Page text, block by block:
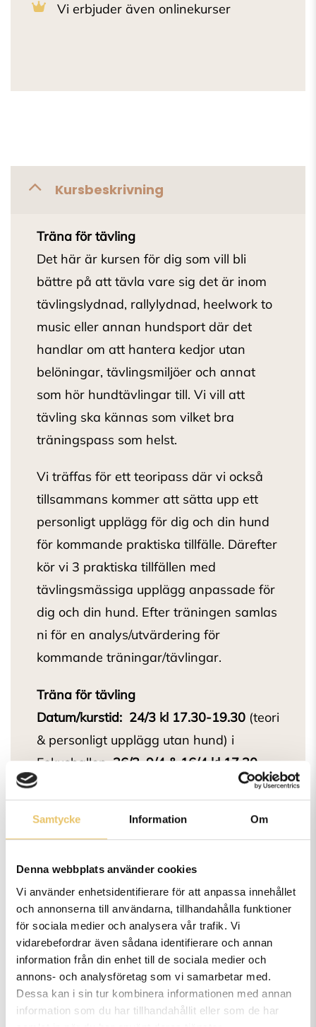
Samtycke Information Om
Denna webbplats använder cookies
Vi använder enhetsidentifierare för att anpassa innehållet
och annonserna till användarna, tillhandahålla funktioner
för sociala medier och analysera vår trafik. Vi
vidarebefordrar även sådana identifierare och annan
information från din enhet till de sociala medier och
annons- och analysföretag som vi samarbetar med.
Dessa kan i sin tur kombinera informationen med annan
information som du har tillhandahållit eller som de har
Vi erbjuder även onlinekurser
Kursbeskrivning
Träna för tävling
Det här är kursen för dig som vill bli
bättre på att tävla vare sig det är inom
tävlingslydnad, rallylydnad, heelwork to
music eller annan hundsport där det
handlar om att hantera kedjor utan
belöningar, tävlingsmiljöer och annat
som hör hundtävlingar till. Vi vill att
tävling ska kännas som vilket bra
träningspass som helst.
Vi träffas för ett teoripass där vi också
tillsammans kommer att sätta upp ett
personligt upplägg för dig och din hund
för kommande praktiska tillfälle. Därefter
kör vi 3 praktiska tillfällen med
tävlingsmässiga upplägg anpassade för
dig och din hund. Efter träningen samlas
ni för en analys/utvärdering för
kommande träningar/tävlingar.
Träna för tävling
Datum/kurstid: 24/3 kl 17.30-19.30(teori
& personligt upplägg utan hund) i
Fokushallen.26/3, 9/4 & 16/4 kl 17.30-
19.30
Plats:
Åskvädersgatan 1 GÖTEBORG
Instruktör/föreläsare:Tina Gavling
Vanliga frågor och svar